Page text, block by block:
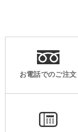
お電話でのご注文